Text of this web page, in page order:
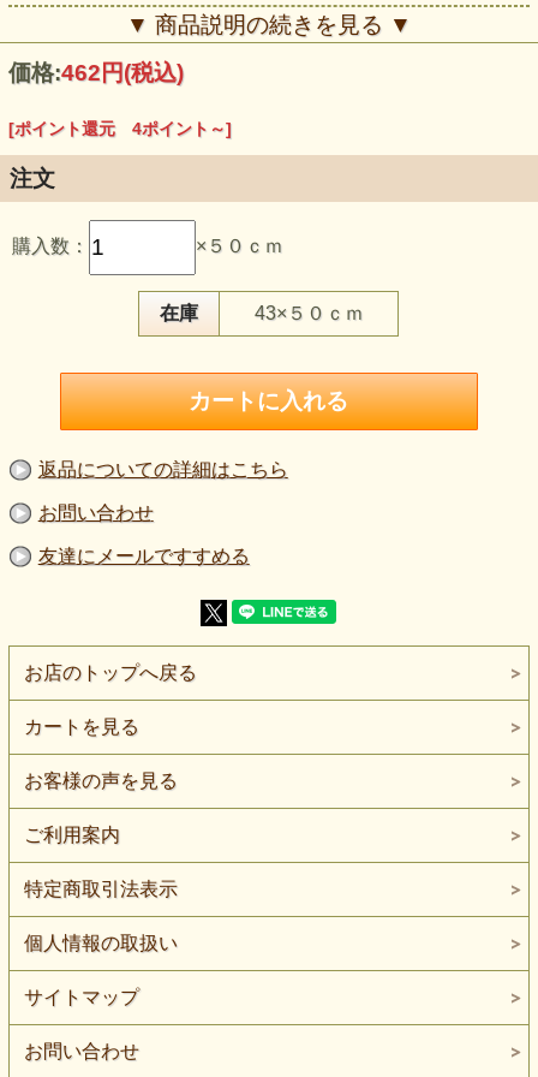
この生地のおすすめポイント
・吸水速乾・接触冷感加工を施した、夏の衣服向けスムース
ニットです。
・オフ白地にサーモンピンクを重ねた、明るくやさしい配色
・細かな格子へ植物の影を重ねたような、抽象的で奥行きの
・やや薄手で伸びがあり、Tシャツやカットソーなどに向い
ています。
・遠目では明るいピンクの面、近くでは線とかすれた植物調
の形が現れます。
【品 番】p1898
【商品名】吸水速乾・接触冷感 スムースニットプリント生
地 格子×植物影柄 オフ白×サーモンピンク《値下げ》
【価 格】420円＋消費税
【割引率】30％OFF
【加 工】吸水速乾・接触冷感
【販売単位】50cm単位になります。
【生地の伸び】伸びます
【組 織】スムースニット
【ボタンの大きさ】比較用ボタン直径は約2cmです。
オフ白地に、サーモンピンクの細い縦横線と、葉や枝の影を
思わせる植物調の形を重ねた、やや薄手のスムースニットプ
リントです。
遠目では明るいサーモンピンクの総柄に見え、近くでは線の
向きや間隔、かすれた植物調の形が見えてきます。
輪郭のはっきりした一輪花を並べた柄ではありません。
格子状の線と植物のシルエットが重なり、幾何柄とボタニカ
ル柄の間にあるような、抽象的な表情を作っています。
影を重ねた生地です。
サーモンピンクの明るさに、かすれた線や不規則な形が加わ
り、可愛らしさだけに寄らない軽やかな印象があります。
色は鮮やかな赤や濃いピンクではなく、わずかにオレンジを
含むように見えるサーモンピンクです。
オフ白との組み合わせにより華やかさはありますが、強い原
▼ 商品説明の続きを見る ▼
価格:462円(税込)
[ポイント還元 4ポイント～]
注文
購入数： ×５０ｃｍ
在庫 43×５０ｃｍ
返品についての詳細はこちら
お問い合わせ
友達にメールですすめる
お店のトップへ戻る
カートを見る
お客様の声を見る
ご利用案内
特定商取引法表示
個人情報の取扱い
サイトマップ
お問い合わせ